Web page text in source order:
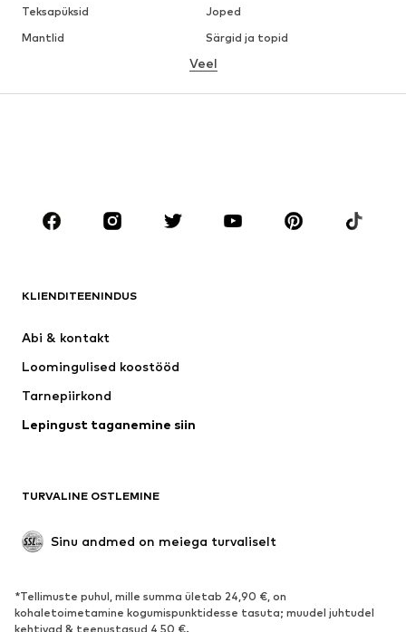
Teksapüksid
Joped
Mantlid
Särgid ja topid
Pesu
Seelikud
Pluusid ja tuunikad
Aksessuaarid
Premium
Uus
Pesu
Mantlid
Sündmused
Eksklusiivne
JALANÕUD
Veel
KLIENDITEENINDUS
Abi & kontakt
Loomingulised koostööd
Tarnepiirkond
Lepingust taganemine siin
TURVALINE OSTLEMINE
Sinu andmed on meiega turvaliselt
*Tellimuste puhul, mille summa ületab 24,90 €, on
kohaletoimetamine kogumispunktidesse tasuta; muudel juhtudel
kehtivad & teenustasud 4,50 €.